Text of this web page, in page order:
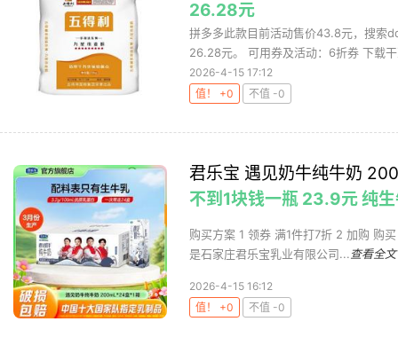
26.28元
拼多多此款目前活动售价43.8元，搜索
26.28元。 可用券及活动：6折券 下载
2026-4-15 17:12
值！ +0
不值 -0
君乐宝 遇见奶牛纯牛奶
不到1块钱一瓶 23.9元 纯
购买方案 1 领券 满1件打7折 2 加购 购
是石家庄君乐宝乳业有限公司... 查看全文
2026-4-15 16:12
值！ +0
不值 -0